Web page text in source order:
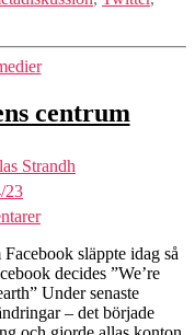
centrum
Strandh
23
till
Facebook
blir
webbens
centrum
släppte idag så
decides ”We’re
Under senaste
– det började